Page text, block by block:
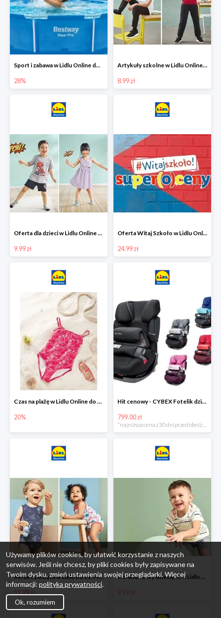
Sport i zabawa w Lidlu Online do -28%
28%
Artykuły szkolne w Lidlu Online od 8,99 zł
8.99 zł
Oferta dla dzieci w Lidlu Online od 9,99 zł
9.99 zł
Oferta Witaj Szkoło w Lidlu Online od 24,99 zł
24.99 zł
Czas na plażę w Lidlu Online do -20%
20%
Hit cenowy - CYBEX Fotelik dziecięcy samochodowy Pallasfix grupa I-III, 9-36 kg
799.00 zł
Moda dziecięca w Lidlu od 11.99 zł
11.99 zł
Ubrania i buty dziecięce w Lidlu Online od 9,99 zł
9.99 zł
Używamy plików cookies, by ułatwić korzystanie z naszych
serwisów. Jeśli nie chcesz, by pliki cookies były zapisywane na
Twoim dysku, zmień ustawienia swojej przeglądarki. Więcej
informacji: polityka prywatności.
Ok, rozumiem